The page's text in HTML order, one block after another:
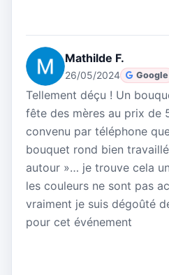
Mathilde F.
26/05/2024 Google
Tellement déçu ! Un
fête des mères au prix de
convenu par téléphone
bouquet rond bien
autour »… je trouve cela
les couleurs ne sont pas
vraiment je suis dégoûté
pour cet événement